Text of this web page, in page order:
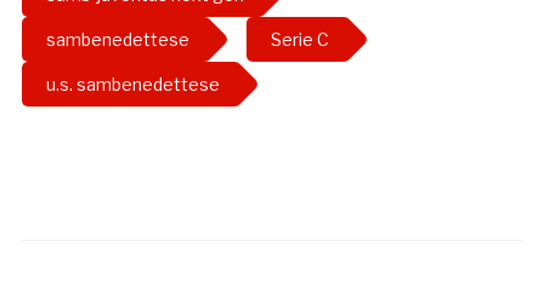
sambenedettese Serie C
u.s. sambenedettese